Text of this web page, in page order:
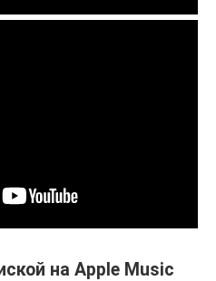
на Apple Music